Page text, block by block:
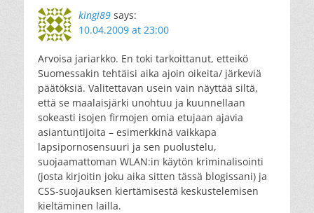
kingi89 says:
10.04.2009 at 23:00
Arvoisa jariarkko. En toki tarkoittanut, etteikö
Suomessakin tehtäisi aika ajoin oikeita/ järkeviä
päätöksiä. Valitettavan usein vain näyttää siltä,
että se maalaisjärki unohtuu ja kuunnellaan
sokeasti isojen firmojen omia etujaan ajavia
asiantuntijoita – esimerkkinä vaikkapa
lapsipornosensuuri ja sen puolustelu,
suojaamattoman WLAN:in käytön kriminalisointi
(josta kirjoitin joku aika sitten tässä blogissani) ja
CSS-suojauksen kiertämisestä keskustelemisen
kieltäminen lailla.